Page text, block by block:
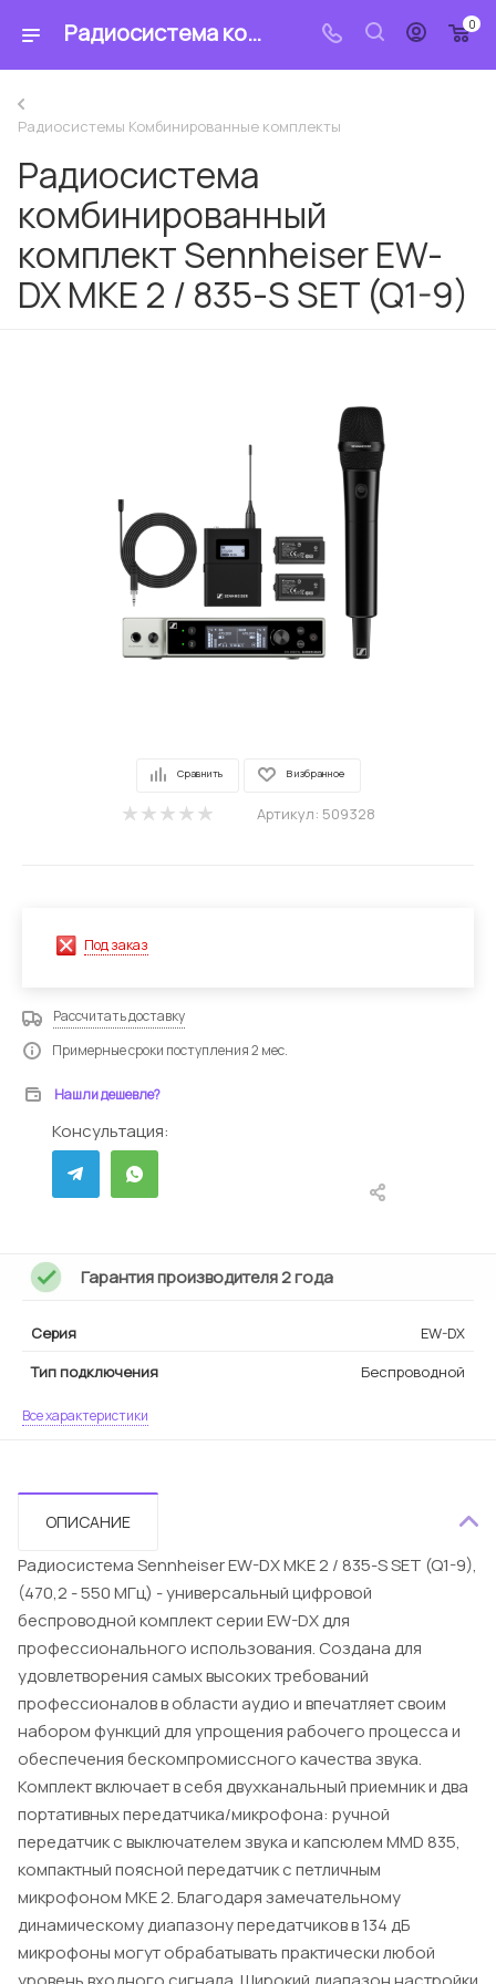
Радиосистема комбинированный комплект Sennheiser EW-DX MKE 2 / 835-S SET (Q1-9) - купить по цене в интернет-магазине «MrCable» 0
Радиосистемы Комбинированные комплекты
Радиосистема
комбинированный
комплект Sennheiser EW-
DX MKE 2 / 835-S SET (Q1-9)
В избранное
Сравнить
Артикул: 509328
Гарантия производителя 2 года
Серия
EW-DX
Тип подключения
Беспроводной
Все характеристики
Под заказ
Рассчитать доставку
Примерные сроки поступления 2 мес.
Нашли дешевле?
Консультация:
ОПИСАНИЕ
Радиосистема Sennheiser EW-DX MKE 2 / 835-S SET (Q1-9),
(470,2 - 550 МГц) - универсальный цифровой
беспроводной комплект серии EW-DX для
профессионального использования. Cоздана для
удовлетворения самых высоких требований
профессионалов в области аудио и впечатляет своим
набором функций для упрощения рабочего процесса и
обеспечения бескомпромиссного качества звука.
Комплект включает в себя двухканальный приемник и два
портативных передатчика/микрофона: ручной
передатчик с выключателем звука и капсюлем MMD 835,
компактный поясной передатчик с петличным
микрофоном МКЕ 2. Благодаря замечательному
динамическому диапазону передатчиков в 134 дБ
микрофоны могут обрабатывать практически любой